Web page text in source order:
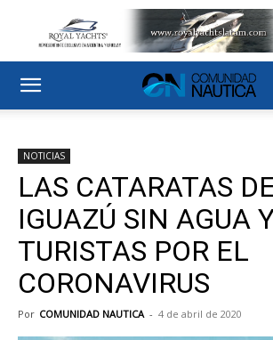
NOTICIAS
LAS CATARATAS
IGUAZÚ SIN AGUA
TURISTAS POR EL
CORONAVIRUS
Por COMUNIDAD NAUTICA - 4 de abril de 2020